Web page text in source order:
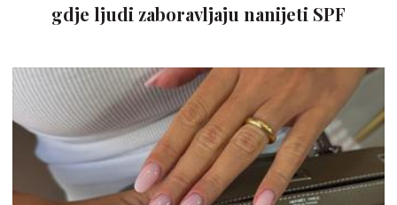
gdje ljudi zaboravljaju nanijeti SPF